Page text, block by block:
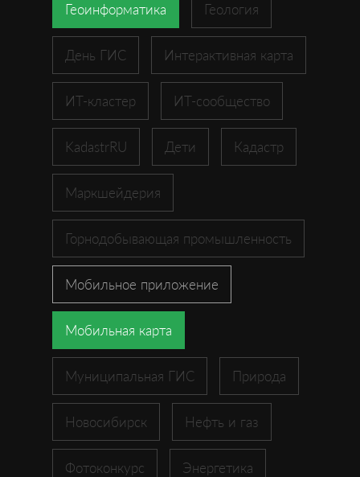
Геоинформатика Геология
День ГИС Интерактивная карта
ИТ-кластер ИТ-сообщество
KadastrRU Дети Кадастр
Маркшейдерия
Горнодобывающая промышленность
Мобильное приложение
Мобильная карта
Муниципальная ГИС Природа
Новосибирск Нефть и газ
Фотоконкурс Энергетика